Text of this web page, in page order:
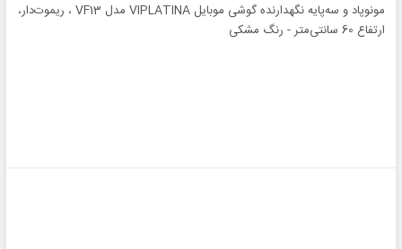
مونوپاد و سه‌پایه نگهدارنده گوشی موبایل VIPLATINA مدل VF13 ، ریموت‌دار،
ارتفاع 60 سانتی‌متر - رنگ مشکی